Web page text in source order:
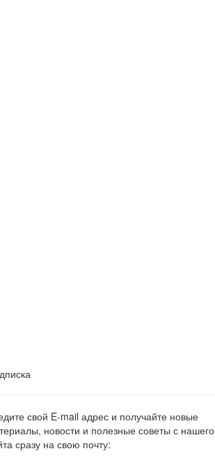
свой E-mail адрес и получайте новые
новости и полезные советы с нашего
сразу на свою почту: